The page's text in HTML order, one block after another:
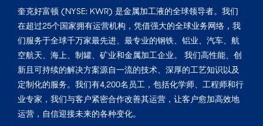
奎克好富顿 (NYSE: KWR) 是金属加工液的全球领导者。我们
在超过25个国家拥有运营机构，凭借强大的全球业务网络，我
们服务于全球千万家最先进、最专业的钢铁、铝业、汽车、航
空航天、海上、制罐、矿业和金属加工企业。 我们高性能、创
新且可持续的解决方案源自一流的技术、深厚的工艺知识以及
定制化的服务。我们有4,200名员工，包括化学师、工程师和行
业专家，我们与客户紧密合作改善其运营，让客户愈加高效地
运营，自信迎接未来的各种变化。